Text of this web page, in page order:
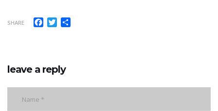
SHARE Facebook
Twitter
leave a reply